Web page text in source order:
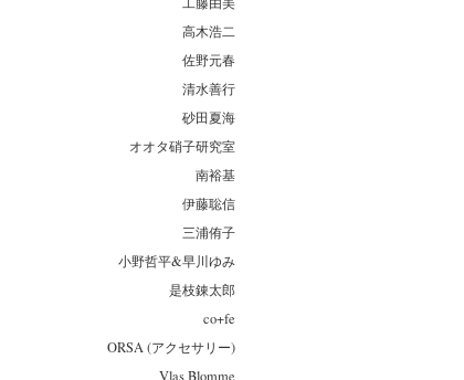
高木浩二
佐野元春
清水善行
砂田夏海
オオタ硝子研究室
南裕基
伊藤聡信
三浦侑子
小野哲平&早川ゆみ
是枝錬太郎
co+fe
ORSA (アクセサリー)
Vlas Blomme